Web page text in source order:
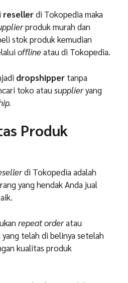
resellerdi Tokopedia maka
produk murah dan
stok produk kemudian
offlineatau di Tokopedia.
dropshipper tanpa
toko atausupplieryang
Produk
di Tokopedia adalah
yang hendak Anda jual
repeat orderatau
telah di belinya setelah
kualitas produk